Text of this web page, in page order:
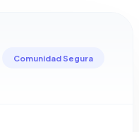
Comunidad Segura